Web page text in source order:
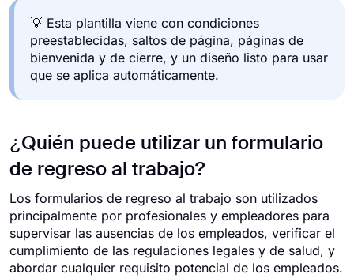
💡 Esta plantilla viene con condiciones
preestablecidas, saltos de página, páginas de
bienvenida y de cierre, y un diseño listo para usar
que se aplica automáticamente.
¿Quién puede utilizar un formulario
de regreso al trabajo?
Los formularios de regreso al trabajo son utilizados
principalmente por profesionales y empleadores para
supervisar las ausencias de los empleados, verificar el
cumplimiento de las regulaciones legales y de salud, y
abordar cualquier requisito potencial de los empleados.